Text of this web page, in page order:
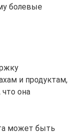
болевые
и продуктам,
она
может быть